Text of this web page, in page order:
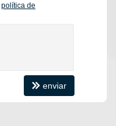
política de
enviar